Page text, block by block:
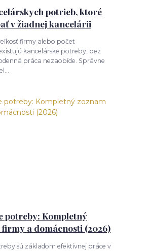
potrieb, ktoré
v žiadnej kancelárii
firmy alebo počet
kancelárske potreby, bez
práca nezaobíde. Správne
potreby: Kompletný
a domácnosti (2026)
sú základom efektívnej práce v